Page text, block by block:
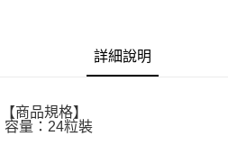
每筆NT$60，滿NT$599(含以上)免運費
每筆NT$60，滿NT$599(含以上)免運費
詳細說明
【商品規格】
容量：24粒裝